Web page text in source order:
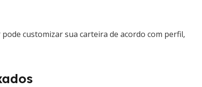
customizar sua carteira de acordo com perfil,